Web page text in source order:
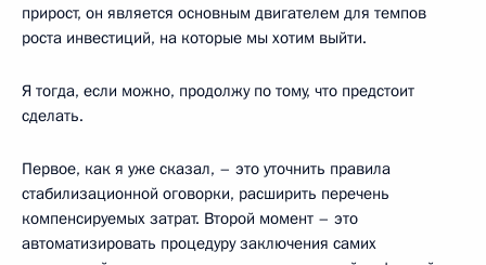
прирост, он является основным двигателем для темпов
роста инвестиций, на которые мы хотим выйти.
Я тогда, если можно, продолжу по тому, что предстоит
сделать.
Первое, как я уже сказал, – это уточнить правила
стабилизационной оговорки, расширить перечень
компенсируемых затрат. Второй момент – это
автоматизировать процедуру заключения самих